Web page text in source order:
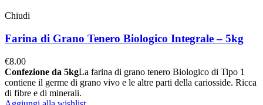
Chiudi
Farina di Grano Tenero Biologico Integrale – 5kg
€8.00
Confezione da 5kgLa farina di grano tenero Biologico di Tipo 1
contiene il germe di grano vivo e le altre parti della cariosside. Ricca
di fibre e di minerali.